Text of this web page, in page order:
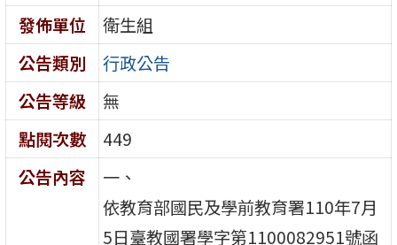
發佈單位
衛生組
公告類別
行政公告
公告等級
無
點閱次數
449
公告內容
一、
依教育部國民及學前教育署110年7月
5日臺教國署學字第1100082951號函